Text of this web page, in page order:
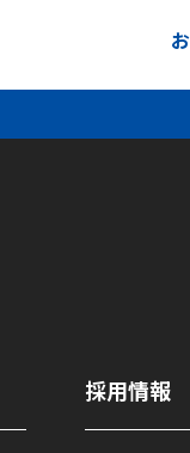
採用情報